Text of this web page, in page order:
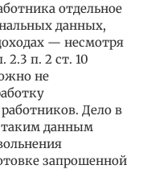
отдельное
данных,
— несмотря
2.3 п. 2 ст. 10
не
Дело в
таким данным
запрошенной